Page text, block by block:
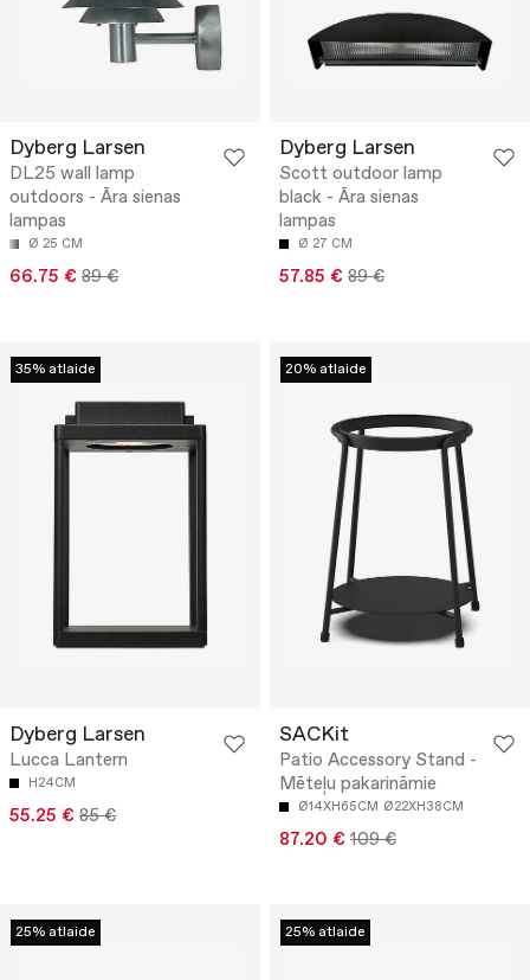
Dyberg Larsen
DL25 wall lamp
outdoors - Āra sienas
lampas
Ø 25 CM
66.75 € 89 €
Dyberg Larsen
Scott outdoor lamp
black - Āra sienas
lampas
Ø 27 CM
57.85 € 89 €
35% atlaide
Dyberg Larsen
Lucca Lantern
H24CM
55.25 € 85 €
20% atlaide
SACKit
Patio Accessory Stand -
Mēteļu pakarināmie
Ø14XH65CM Ø22XH38CM
87.20 € 109 €
25% atlaide 25% atlaide